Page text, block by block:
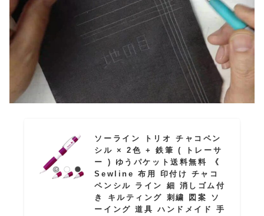
ソーライン トリオ チャコペン
シル × 2色 + 鉄筆 ( トレーサ
ー ) ゆうパケット送料無料 《
Sewline 布用 印付け チャコ
ペンシル ライン 細 消しゴム付
き キルティング 刺繍 図案 ソ
ーイング 道具 ハンドメイド 手